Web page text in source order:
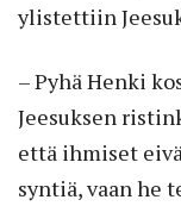
ylistettiin
– Pyhä Henki
Jeesuksen
että ihmiset
syntiä, vaan he